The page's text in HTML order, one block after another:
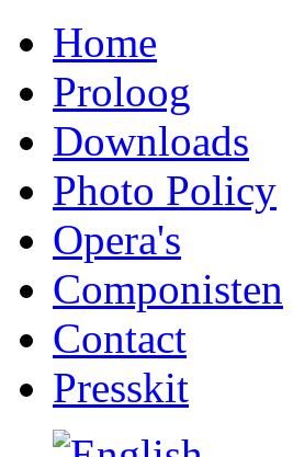
Home
Proloog
Downloads
Photo Policy
Opera's
Componisten
Contact
Presskit